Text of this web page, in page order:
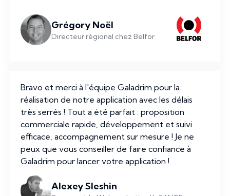
Grégory Noël
Directeur régional chez Belfor
Bravo et merci à l'équipe Galadrim pour la
réalisation de notre application avec les délais
très serrés ! Tout a été parfait : proposition
commerciale rapide, développement et suivi
efficace, accompagnement sur mesure ! Je ne
peux que vous conseiller de faire confiance à
Galadrim pour lancer votre application !
Alexey Sleshin